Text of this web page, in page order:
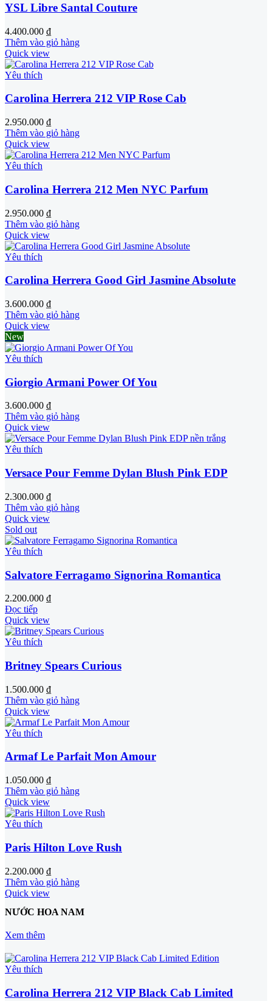
YSL Libre Santal Couture
4.400.000 ₫
Thêm vào giỏ hàng
Quick view
Yêu thích
Carolina Herrera 212 VIP Rose Cab
2.950.000 ₫
Thêm vào giỏ hàng
Quick view
Yêu thích
Carolina Herrera 212 Men NYC Parfum
2.950.000 ₫
Thêm vào giỏ hàng
Quick view
Yêu thích
Carolina Herrera Good Girl Jasmine Absolute
3.600.000 ₫
Thêm vào giỏ hàng
Quick view
New
Yêu thích
Giorgio Armani Power Of You
3.600.000 ₫
Thêm vào giỏ hàng
Quick view
Yêu thích
Versace Pour Femme Dylan Blush Pink EDP
2.300.000 ₫
Thêm vào giỏ hàng
Quick view
Sold out
Yêu thích
Salvatore Ferragamo Signorina Romantica
2.200.000 ₫
Đọc tiếp
Quick view
Yêu thích
Britney Spears Curious
1.500.000 ₫
Thêm vào giỏ hàng
Quick view
Yêu thích
Armaf Le Parfait Mon Amour
1.050.000 ₫
Thêm vào giỏ hàng
Quick view
Yêu thích
Paris Hilton Love Rush
2.200.000 ₫
Thêm vào giỏ hàng
Quick view
NƯỚC HOA NAM
Xem thêm
Yêu thích
Carolina Herrera 212 VIP Black Cab Limited